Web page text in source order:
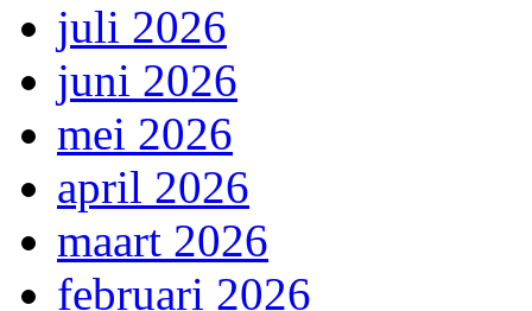
juli 2026
juni 2026
mei 2026
april 2026
maart 2026
februari 2026